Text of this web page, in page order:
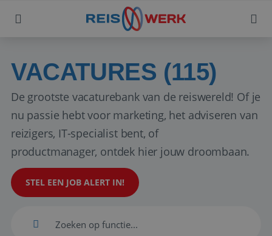
VACATURES (115)
De grootste vacaturebank van de reiswereld! Of je
nu passie hebt voor marketing, het adviseren van
reizigers, IT-specialist bent, of
productmanager, ontdek hier jouw droombaan.
STEL EEN JOB ALERT IN!